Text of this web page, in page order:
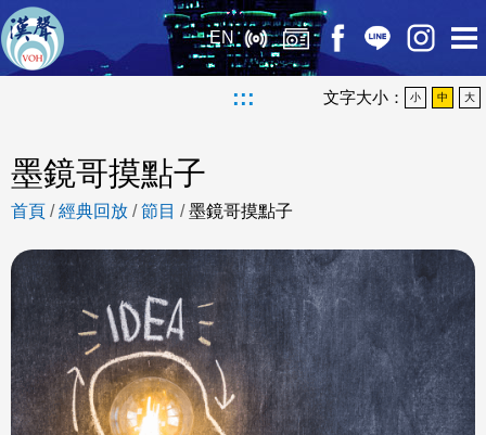
EN
::: 文字大小： 小 中 大
墨鏡哥摸點子
首頁 /經典回放 /節目 /墨鏡哥摸點子